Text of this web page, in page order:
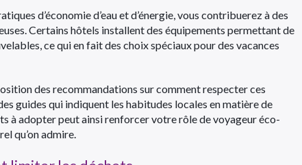
d’économie d’eau et d’énergie, vous contribuerez à des
Certains hôtels installent des équipements permettant de
ce qui en fait des choix spéciaux pour des vacances
des recommandations sur comment respecter ces
guides qui indiquent les habitudes locales en matière de
à adopter peut ainsi renforcer votre rôle de voyageur éco-
qu’on admire.